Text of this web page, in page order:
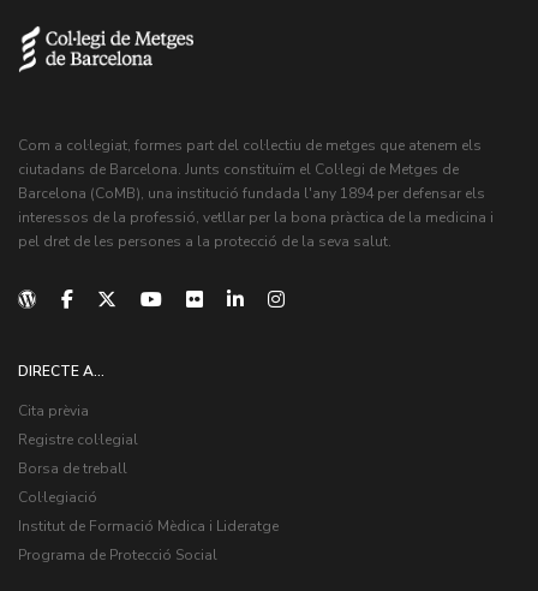
Com a col·legiat, formes part del col·lectiu de metges que atenem els
ciutadans de Barcelona. Junts constituïm el Col·legi de Metges de
Barcelona (CoMB), una institució fundada l'any 1894 per defensar els
interessos de la professió, vetllar per la bona pràctica de la medicina i
pel dret de les persones a la protecció de la seva salut.
DIRECTE A...
Cita prèvia
Registre col·legial
Borsa de treball
Col·legiació
Institut de Formació Mèdica i Lideratge
Programa de Protecció Social